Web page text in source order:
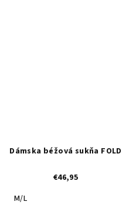
Dámska béžová sukňa FOLD
€46,95
M/L